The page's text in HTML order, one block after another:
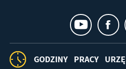
GODZINY PRACY